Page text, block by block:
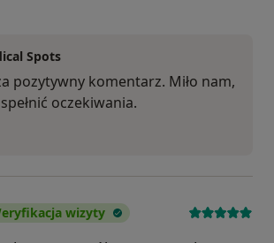
Spots
pozytywny komentarz. Miło nam,
oczekiwania.
wizyty